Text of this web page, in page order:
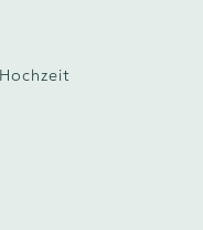
Hochzeit